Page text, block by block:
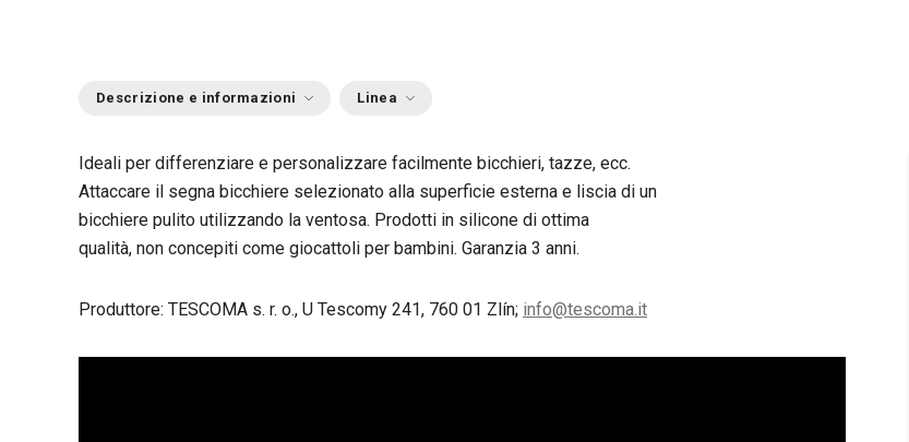
Descrizione e informazioni Linea
Ideali per differenziare e personalizzare facilmente bicchieri, tazze, ecc.
Attaccare il segna bicchiere selezionato alla superficie esterna e liscia di un
bicchiere pulito utilizzando la ventosa. Prodotti in silicone di ottima
qualità, non concepiti come giocattoli per bambini. Garanzia 3 anni.
Produttore: TESCOMA s. r. o., U Tescomy 241, 760 01 Zlín; info@tescoma.it